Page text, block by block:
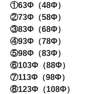
①63Φ（48Φ）
②73Φ（58Φ）
③83Φ（68Φ）
④93Φ（78Φ）
⑤98Φ（83Φ）
⑥103Φ（88Φ）
⑦113Φ（98Φ）
⑧123Φ（108Φ）